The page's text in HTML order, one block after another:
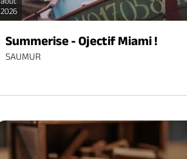
2026
Summerise - Ojectif Miami !
SAUMUR